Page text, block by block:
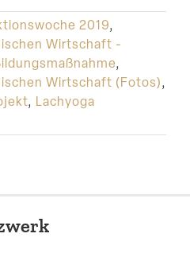
2019,
Wirtschaft -
,
Wirtschaft (Fotos),
, Lachyoga